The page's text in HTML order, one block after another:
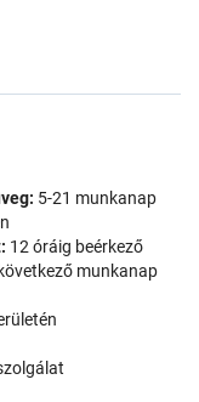
5-21 munkanap
12 óráig beérkező
munkanap